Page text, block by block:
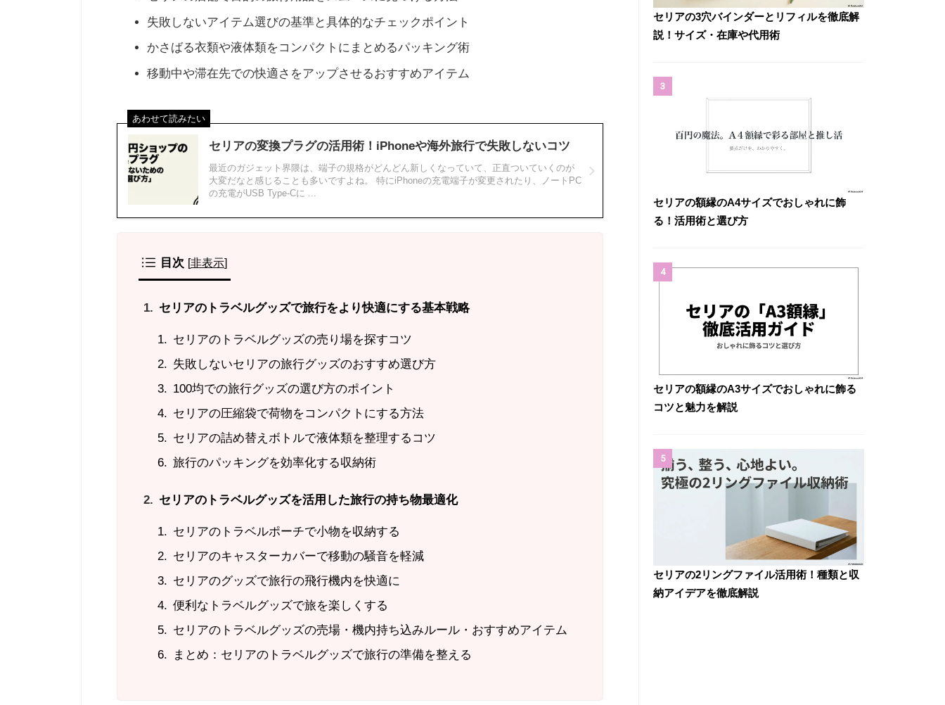
失敗しないアイテム選びの基準と具体的なチェックポイント
かさばる衣類や液体類をコンパクトにまとめるパッキング術
移動中や滞在先での快適さをアップさせるおすすめアイテム
セリアの変換プラグの活用術！iPhoneや海外旅行で失敗しないコツ
最近のガジェット界隈は、端子の規格がどんどん新しくなっていて、正直ついていくのが
大変だなと感じることも多いですよね。 特にiPhoneの充電端子が変更されたり、ノートPC
の充電がUSB Type-Cに ...
あわせて読みたい
目次 [非表示]
セリアのトラベルグッズで旅行をより快適にする基本戦略
セリアのトラベルグッズの売り場を探すコツ
失敗しないセリアの旅行グッズのおすすめ選び方
100均での旅行グッズの選び方のポイント
セリアの圧縮袋で荷物をコンパクトにする方法
セリアの詰め替えボトルで液体類を整理するコツ
旅行のパッキングを効率化する収納術
セリアのトラベルグッズを活用した旅行の持ち物最適化
セリアのトラベルポーチで小物を収納する
セリアのキャスターカバーで移動の騒音を軽減
セリアのグッズで旅行の飛行機内を快適に
便利なトラベルグッズで旅を楽しくする
セリアのトラベルグッズの売場・機内持ち込みルール・おすすめアイテム
まとめ：セリアのトラベルグッズで旅行の準備を整える
セリアの3穴バインダーとリフィルを徹底解
説！サイズ・在庫や代用術
3
セリアの額縁のA4サイズでおしゃれに飾
る！活用術と選び方
4
セリアの額縁のA3サイズでおしゃれに飾る
コツと魅力を解説
5
セリアの2リングファイル活用術！種類と収
納アイデアを徹底解説